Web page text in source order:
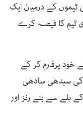
ٹیموں کے درمیان ایک
ٹیم کا فیصلہ کرے
خود پرفارم کر کے
کی سیدھی سادھی
بلے سے بنے رنز اور